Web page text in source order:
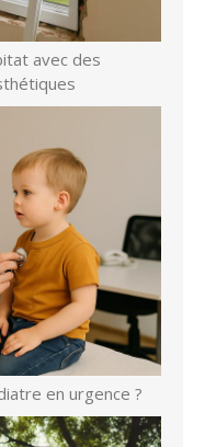
avec des
en urgence ?